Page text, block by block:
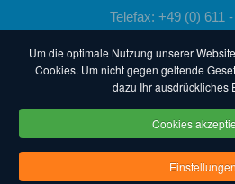
Telefax: +49 (0) 611
powered by 3QMEDIA -
© VC Wiesbaden. Alle
Um die optimale Nutzung unserer
Cookies. Um nicht gegen geltende
dazu Ihr ausdrückliches
Cookies
Einstellungen